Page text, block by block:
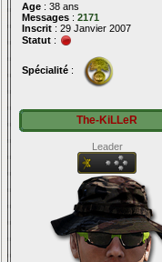
Age : 38 ans
Messages : 2171
Inscrit : 29 Janvier 2007
Statut :
Spécialité :
The-KiLLeR
Leader